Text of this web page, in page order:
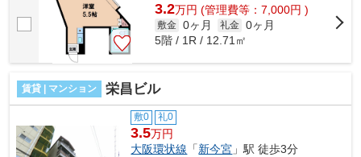
3.2万円 (管理費等：7,000円 )
敷金 0ヶ月 礼金 0ヶ月
5階 / 1R / 12.71㎡
賃貸 | マンション 栄昌ビル
敷0 礼0
3.5万円
大阪環状線 「新今宮 」駅 徒歩3分